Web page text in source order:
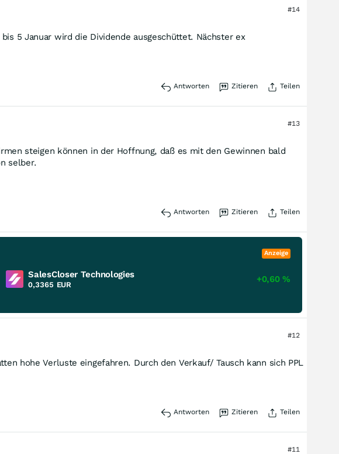
#14
5 Januar wird die Dividende ausgeschüttet. Nächster ex
Antworten Zitieren Teilen
#13
steigen können in der Hoffnung, daß es mit den Gewinnen bald
selber.
Antworten Zitieren Teilen
Anzeige
SalesCloser Technologies
0,3365 EUR
+0,60%
#12
hohe Verluste eingefahren. Durch den Verkauf/ Tausch kann sich PPL
Antworten Zitieren Teilen
#11